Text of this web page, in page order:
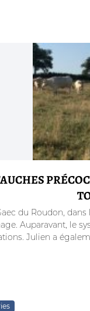
du Roudon,
Auparavant, le
Julien a